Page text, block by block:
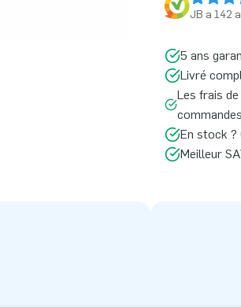
JB a 142
5 ans
Livré
Les frais
En stock ?
Meilleur